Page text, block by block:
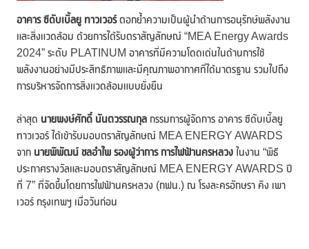
อาคาร ซีดับเบิ้ลยู ทาวเวอร์ตอกย้ำความเป็นผู้นำด้านการอนุรักษ์พลังงาน
และสิ่งแวดล้อม ด้วยการได้รับตราสัญลักษณ์ “MEA Energy Awards
2024” ระดับ PLATINUM อาคารที่มีความโดดเด่นในด้านการใช้
พลังงานอย่างมีประสิทธิภาพและมีคุณภาพอากาศที่ได้มาตรฐาน รวมไปถึง
การบริหารจัดการสิ่งแวดล้อมแบบยั่งยืน
ล่าสุด นายพงษ์ศักดิ์ นันตวรรณกุล กรรมการผู้จัดการ อาคาร ซีดับเบิ้ลยู
ทาวเวอร์ ได้เข้ารับมอบตราสัญลักษณ์ MEA ENERGY AWARDS
จาก นายพิพัฒน์ ชลอำไพ รองผู้ว่าการ การไฟฟ้านครหลวง ในงาน “พิธี
ประกาศรางวัลและมอบตราสัญลักษณ์ MEA ENERGY AWARDS ปี
ที่ 7” ที่จัดขึ้นโดยการไฟฟ้านครหลวง (กฟน.) ณ โรงละครอักษรา คิง เพา
เวอร์ กรุงเทพฯ เมื่อวันก่อน